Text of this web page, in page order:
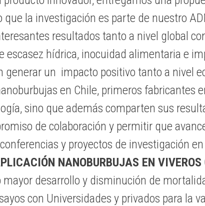
que la investigación es parte de nuestro
resultados tanto a nivel global
escasez hídrica, inocuidad alimentaria e
generar un impacto positivo tanto a nivel
en Chile, primeros fabricantes
sino que además comparten sus
de colaboración y permitir que
y proyectos de investigación
NANOBURBUJAS EN VIVEROS
desarrollo y disminución de
con Universidades y privados para la